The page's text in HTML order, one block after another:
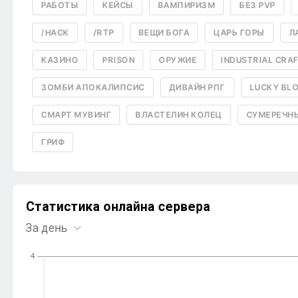
РАБОТЫ КЕЙСЫ ВАМПИРИЗМ БЕЗ PVP
/HACK /RTP ВЕЩИ БОГА ЦАРЬ ГОРЫ
КАЗИНО PRISON ОРУЖИЕ INDUSTRIAL
ЗОМБИ АПОКАЛИПСИС ДИВАЙН РПГ LUCKY
СМАРТ МУВИНГ ВЛАСТЕЛИН КОЛЕЦ
ГРИФ